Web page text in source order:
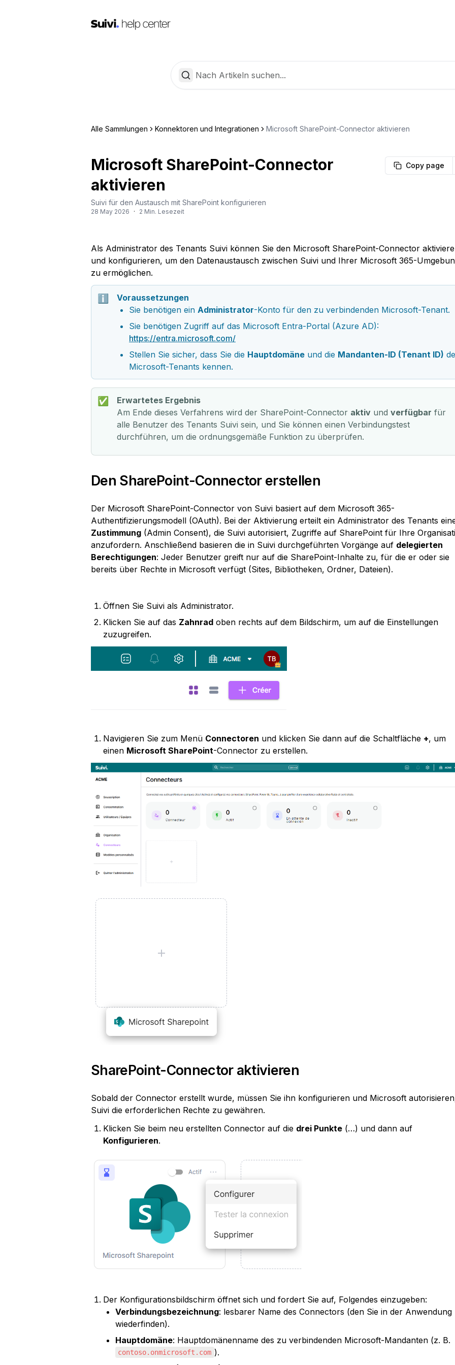
Alle Sammlungen Konnektoren und Integrationen Microsoft SharePoint-Connector aktivieren
Microsoft SharePoint-Connector
aktivieren
Copy page
Suivi für den Austausch mit SharePoint konfigurieren
28 May 2026 · 2 Min. Lesezeit
Als Administrator des Tenants Suivi können Sie den Microsoft SharePoint-Connector
und konfigurieren, um den Datenaustausch zwischen Suivi und Ihrer Microsoft 365-
zu ermöglichen.
ℹ️
Voraussetzungen
Sie benötigen ein Administrator-Konto für den zu verbindenden Microsoft-Tenant.
Sie benötigen Zugriff auf das Microsoft Entra-Portal (Azure AD):
https://entra.microsoft.com/
Stellen Sie sicher, dass Sie die Hauptdomäne und die Mandanten-ID (Tenant ID)
Microsoft-Tenants kennen.
✅
Erwartetes Ergebnis
Am Ende dieses Verfahrens wird der SharePoint-Connector aktiv und verfügbar für
alle Benutzer des Tenants Suivi sein, und Sie können einen Verbindungstest
durchführen, um die ordnungsgemäße Funktion zu überprüfen.
Den SharePoint-Connector erstellen
Der Microsoft SharePoint-Connector von Suivi basiert auf dem Microsoft 365-
Authentifizierungsmodell (OAuth). Bei der Aktivierung erteilt ein Administrator des Tenants
Zustimmung (Admin Consent), die Suivi autorisiert, Zugriffe auf SharePoint für Ihre
anzufordern. Anschließend basieren die in Suivi durchgeführten Vorgänge auf delegierten
Berechtigungen: Jeder Benutzer greift nur auf die SharePoint-Inhalte zu, für die er oder sie
bereits über Rechte in Microsoft verfügt (Sites, Bibliotheken, Ordner, Dateien).
Öffnen Sie Suivi als Administrator.
Klicken Sie auf das Zahnrad oben rechts auf dem Bildschirm, um auf die Einstellungen
zuzugreifen.
Navigieren Sie zum Menü Connectoren und klicken Sie dann auf die Schaltfläche +, um
einen Microsoft SharePoint-Connector zu erstellen.
SharePoint-Connector aktivieren
Sobald der Connector erstellt wurde, müssen Sie ihn konfigurieren und Microsoft
Suivi die erforderlichen Rechte zu gewähren.
Klicken Sie beim neu erstellten Connector auf die drei Punkte (…) und dann auf
Konfigurieren.
Der Konfigurationsbildschirm öffnet sich und fordert Sie auf, Folgendes einzugeben:
Verbindungsbezeichnung: lesbarer Name des Connectors (den Sie in der Anwendung
wiederfinden).
Hauptdomäne: Hauptdomänenname des zu verbindenden Microsoft-Mandanten (z. B.
contoso.onmicrosoft.com ).